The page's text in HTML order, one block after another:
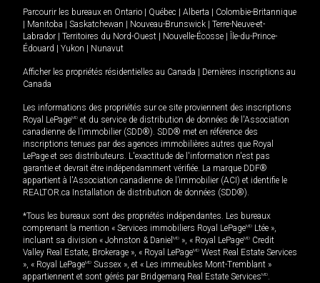
Parcourir les bureaux en Ontario Québec Alberta
Colombie-Britannique
Manitoba Saskatchewan Nouveau-Brunswick
Terre-Neuve-et-
Labrador
Territoires du Nord-Ouest Nouvelle-Écosse
Île-du-Prince-
Édouard
Yukon Nunavut
Afficher les propriétés résidentielles au Canada
Dernières inscriptions au
Canada
Les informations des propriétés sur ce site proviennent des inscriptions
Royal LePageMD et du service de distribution de données de l'Association
canadienne de l’immobilier (SDD®). SDD® met en référence des
inscriptions tenues par des agences immobilières autres que Royal
LePage et ses distributeurs. L'exactitude de l'information n'est pas
garantie et devrait être indépendamment vérifiée. La marque DDF®
appartient à l'Association canadienne de l’immobilier (ACI) et identifie le
REALTOR.ca Installation de distribution de données (SDD®).
*Tous les bureaux sont des propriétés indépendantes. Les bureaux
comprenant la mention « Services immobiliers Royal LePageMD Ltée »,
incluant sa division « Johnston & Daniel MD », « Royal LePageMD Credit
Valley Real Estate, Brokerage », « Royal LePageMD West Real Estate Services
», « Royal LePageMD Sussex », et « Les immeubles Mont-Tremblant »
appartiennent et sont gérés par Bridgemarq Real Estate ServicesMD.